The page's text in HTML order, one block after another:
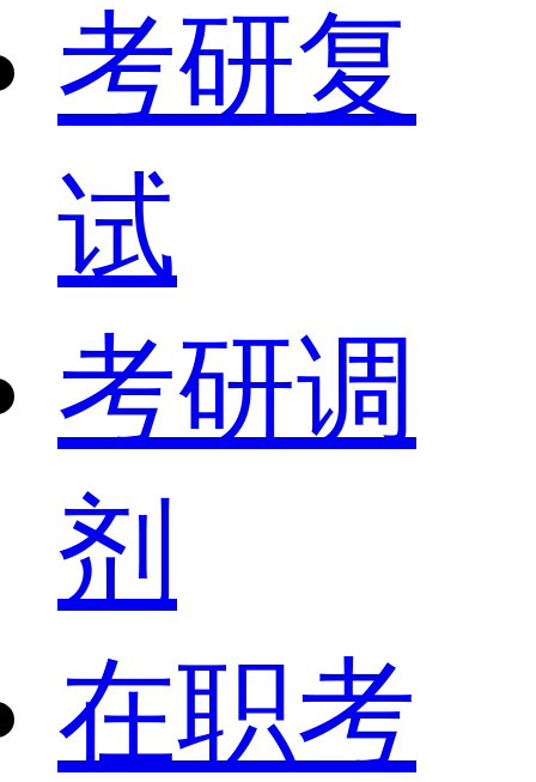
考研复
试
考研调
剂
在职考